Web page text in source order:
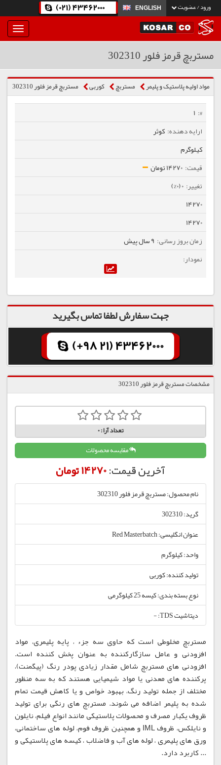
ورود / عضویت ENGLISH
(021) 43462000
بار
و
مستربچ قرمز فلور 302310
مواد اولیه پلاستیک و پلیمر مستربچ كوربی مستربچ قرمز فلور 302310
1
کوثر
کیلوگرم
14270 تومان
0 (0%)
14270
14270
9 سال پیش
جهت سفارش لطفا تماس بگیرید
(+98 21) 43462000
مشخصات مستربچ قرمز فلور 302310
تعداد آرا:0
مقایسه محصولات
آخرین قیمت:14270 تومان
نام محصول: مستربچ قرمز فلور 302310
گرید: 302310
عنوان انگلیسی: Red Masterbatch
واحد: کیلوگرم
تولید کننده: کوربی
نوع بسته بندی: کیسه 25 کیلوگرمی
دیتاشیت TDS: -
مستربچ مخلوطی است که حاوی سه جزء ، پایه پلیمری، مواد
افزودنی و عامل سازگارکننده به عنوان پخش کننده است.
افزودنی های مستربچ شامل مقدار زیادی پودر رنگ (پیگمنت)،
پرکننده های معدنی یا مواد شیمیایی هستند که به سه منظور
مختلف از جمله تولید رنگ، بهبود خواص و یا کاهش قیمت تمام
شده به پلیمر اضافه می شوند. مستربچ های رنگی برای تولید
ظروف یکبار مصرف و محصولات پلاستیکی مانند انواع فیلم، نایلون
و نایلکس، ظروف IML و همچنین ظروف فوم، لوله های ساختمانی،
ورق های پلیمری ، لوله های آب و فاضلاب ، کیسه های پلاستیکی و
... کاربرد دارد.